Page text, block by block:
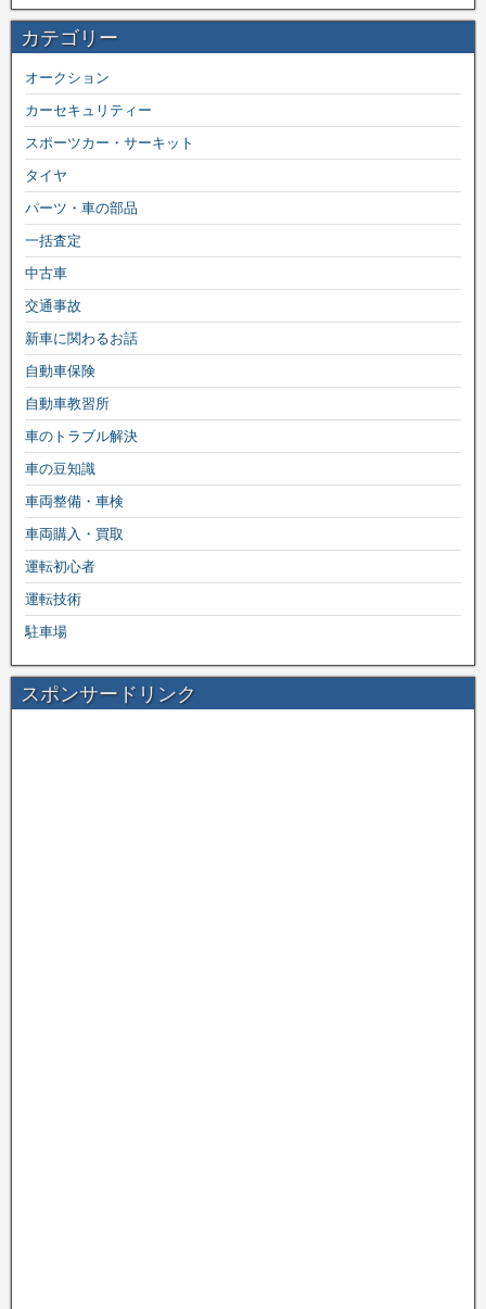
カテゴリー
オークション
カーセキュリティー
スポーツカー・サーキット
タイヤ
パーツ・車の部品
一括査定
中古車
交通事故
新車に関わるお話
自動車保険
自動車教習所
車のトラブル解決
車の豆知識
車両整備・車検
車両購入・買取
運転初心者
運転技術
駐車場
スポンサードリンク